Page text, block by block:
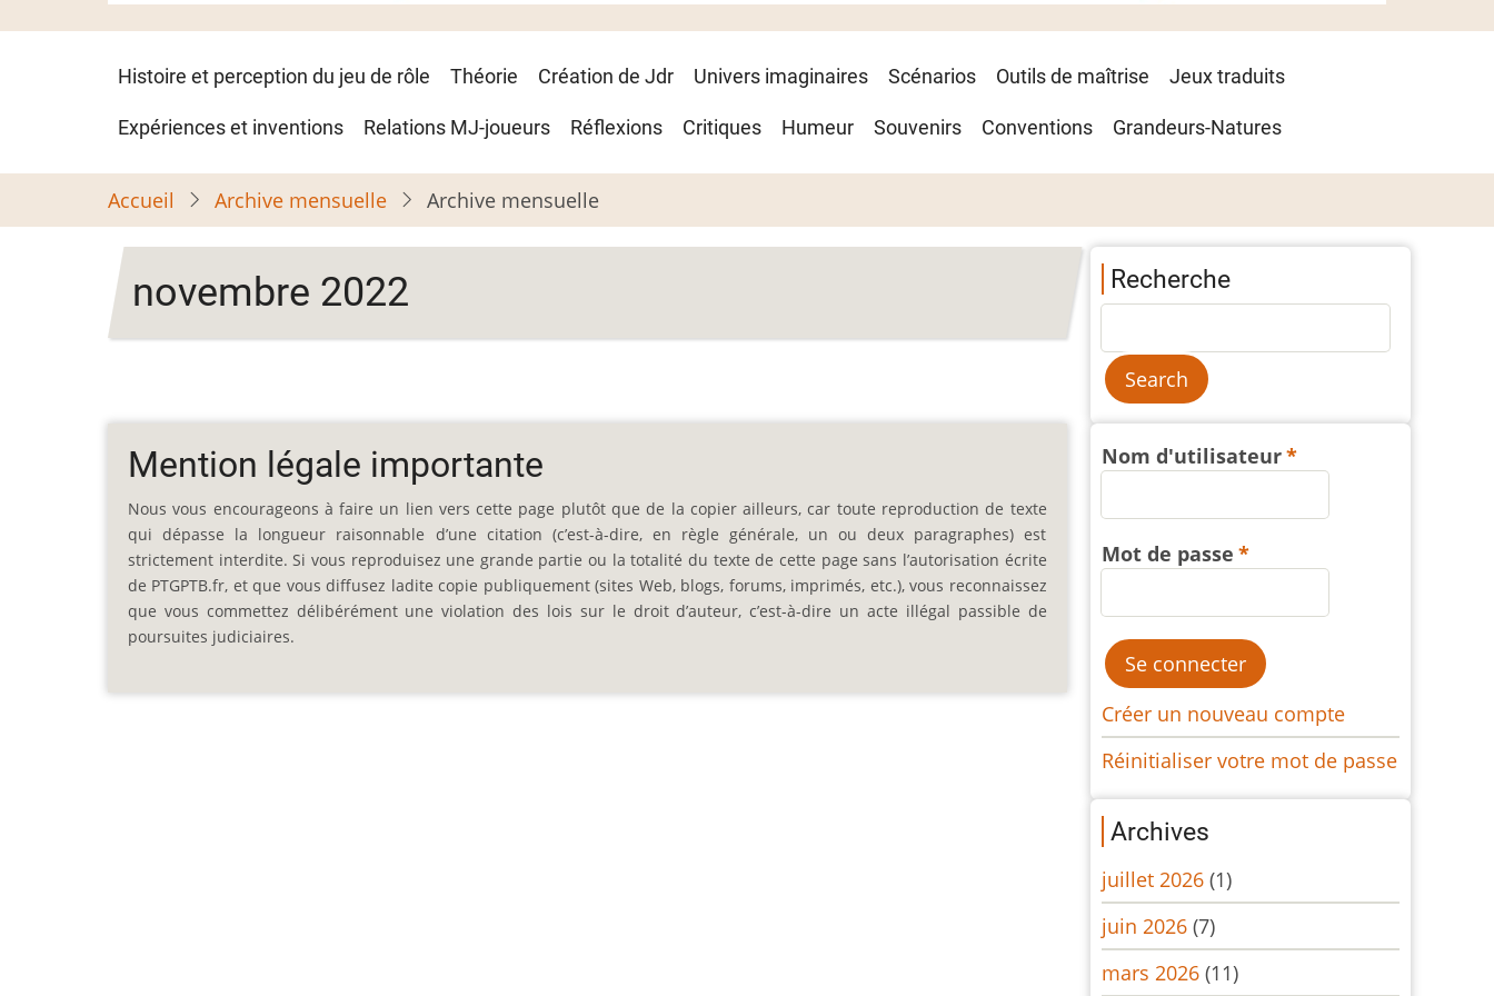
Navigation
principale
Histoire et perception du jeu de rôle Théorie Création de Jdr Univers imaginaires Scénarios Outils de maîtrise Jeux traduits
Expériences et inventions Relations MJ-joueurs Réflexions Critiques Humeur Souvenirs Conventions Grandeurs-Natures
Accueil Archive mensuelle Archive mensuelle
novembre 2022
Mention légale importante
Nous vous encourageons à faire un lien vers cette page plutôt que de la copier ailleurs, car toute reproduction de texte
qui dépasse la longueur raisonnable d’une citation (c’est-à-dire, en règle générale, un ou deux paragraphes) est
strictement interdite. Si vous reproduisez une grande partie ou la totalité du texte de cette page sans l’autorisation écrite
de PTGPTB.fr, et que vous diffusez ladite copie publiquement (sites Web, blogs, forums, imprimés, etc.), vous reconnaissez
que vous commettez délibérément une violation des lois sur le droit d’auteur, c’est-à-dire un acte illégal passible de
poursuites judiciaires.
Recherche
Nom d'utilisateur
Mot de passe
Créer un nouveau compte
Réinitialiser votre mot de passe
Archives
juillet 2026 (1)
juin 2026 (7)
mars 2026 (11)